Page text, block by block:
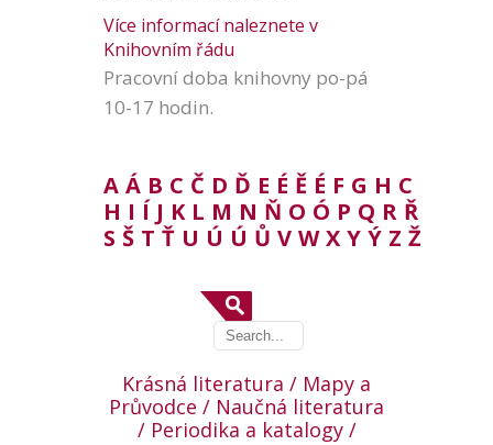
Více informací naleznete v
Knihovním řádu
Pracovní doba knihovny po-pá
10-17 hodin.
A Á B C Č D Ď E É Ě É F G H C
H I Í J K L M N Ň O Ó P Q R Ř
S Š T Ť U Ú Ú Ů V WX Y Ý Z Ž
Krásná literatura / Mapy a
Průvodce / Naučná literatura
/ Periodika a katalogy /